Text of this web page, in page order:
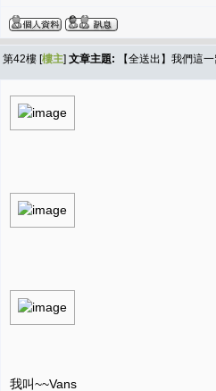
第42樓 [樓主] 文章主題: 【全送出】我們
我叫~~Vans